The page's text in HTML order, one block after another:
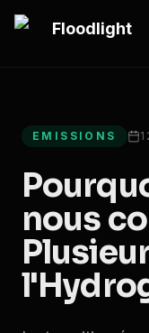
Passer au contenu
Floodlight
All articles
EMISSIONS
nous